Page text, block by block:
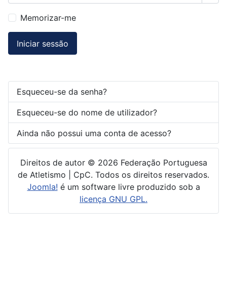
Memorizar-me
Iniciar sessão
Esqueceu-se da senha?
Esqueceu-se do nome de utilizador?
Ainda não possui uma conta de acesso?
Direitos de autor © 2026 Federação Portuguesa
de Atletismo | CpC. Todos os direitos reservados.
Joomla! é um software livre produzido sob a
licença GNU GPL.